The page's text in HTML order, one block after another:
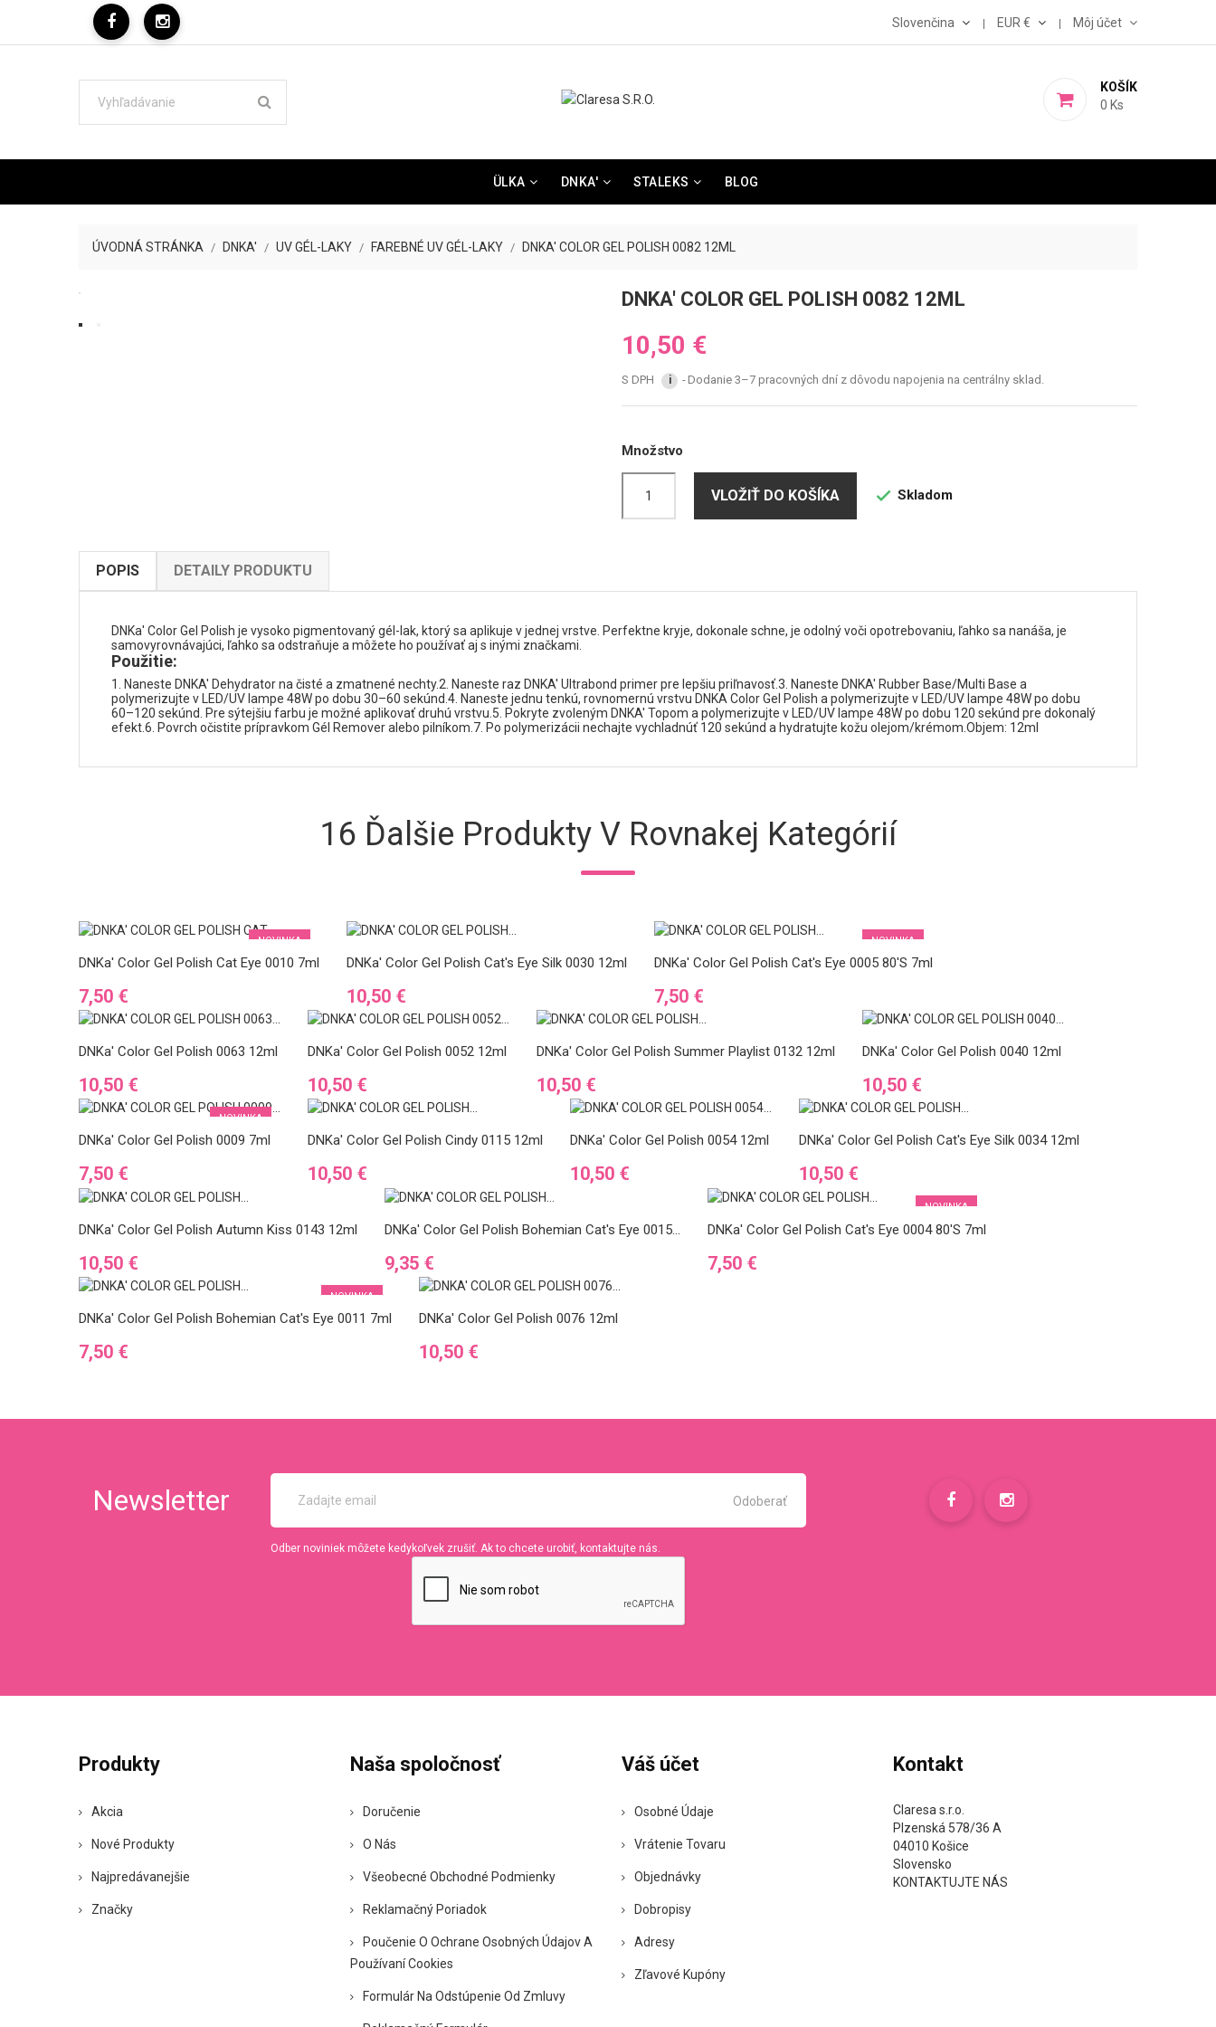
Slovenčina EUR € Môj účet
KOŠÍK
0 Ks
ÜLKA DNKA' STALEKS BLOG
ÚVODNÁ STRÁNKA DNKA' UV GÉL-LAKY FAREBNÉ UV GÉL-LAKY DNKA' COLOR GEL POLISH 0082 12ML
DNKA' COLOR GEL POLISH 0082 12ML
10,50 €
S DPH i Dodanie 3–7 pracovných dní z dôvodu napojenia na centrálny sklad.
Množstvo
VLOŽIŤ DO KOŠÍKA  Skladom
POPIS DETAILY PRODUKTU
DNKa' Color Gel Polish je vysoko pigmentovaný gél-lak, ktorý sa aplikuje v jednej vrstve. Perfektne kryje, dokonale schne, je odolný voči opotrebovaniu, ľahko sa nanáša, je
samovyrovnávajúci, ľahko sa odstraňuje a môžete ho používať aj s inými značkami.
Použitie:
1. Naneste DNKA' Dehydrator na čisté a zmatnené nechty.2. Naneste raz DNKA' Ultrabond primer pre lepšiu priľnavosť.3. Naneste DNKA' Rubber Base/Multi Base a
polymerizujte v LED/UV lampe 48W po dobu 30–60 sekúnd.4. Naneste jednu tenkú, rovnomernú vrstvu DNKA Color Gel Polish a polymerizujte v LED/UV lampe 48W po dobu
60–120 sekúnd. Pre sýtejšiu farbu je možné aplikovať druhú vrstvu.5. Pokryte zvoleným DNKA' Topom a polymerizujte v LED/UV lampe 48W po dobu 120 sekúnd pre dokonalý
efekt.6. Povrch očistite prípravkom Gél Remover alebo pilníkom.7. Po polymerizácii nechajte vychladnúť 120 sekúnd a hydratujte kožu olejom/krémom.Objem: 12ml
16 Ďalšie Produkty V Rovnakej Kategórií
NOVINKA
DNKa' Color Gel Polish Cat Eye 0010 7ml
Cena
7,50 €
DNKa' Color Gel Polish Cat's Eye Silk 0030 12ml
Cena
10,50 €
NOVINKA
DNKa' Color Gel Polish Cat's Eye 0005 80's 7ml
Cena
7,50 €
DNKa' Color Gel Polish 0063 12ml
Cena
10,50 €
DNKa' Color Gel Polish 0052 12ml
Cena
10,50 €
DNKa' Color Gel Polish Summer Playlist 0132 12ml
Cena
10,50 €
DNKa' Color Gel Polish 0040 12ml
Cena
10,50 €
NOVINKA
DNKa' Color Gel Polish 0009 7ml
Cena
7,50 €
DNKa' Color Gel Polish Cindy 0115 12ml
Cena
10,50 €
DNKa' Color Gel Polish 0054 12ml
Cena
10,50 €
DNKa' Color Gel Polish Cat's Eye Silk 0034 12ml
Cena
10,50 €
DNKa' Color Gel Polish Autumn Kiss 0143 12ml
Cena
10,50 €
DNKa' Color Gel Polish Bohemian Cat's Eye 0015...
Cena
9,35 €
NOVINKA
DNKa' Color Gel Polish Cat's Eye 0004 80's 7ml
Cena
7,50 €
NOVINKA
DNKa' Color Gel Polish Bohemian Cat's Eye 0011 7ml
Cena
7,50 €
DNKa' Color Gel Polish 0076 12ml
Cena
10,50 €
Newsletter
Odber noviniek môžete kedykoľvek zrušiť. Ak to chcete urobiť, kontaktujte nás.
Produkty
Akcia
Nové Produkty
Najpredávanejšie
Značky
Naša spoločnosť
Doručenie
O Nás
Všeobecné Obchodné Podmienky
Reklamačný Poriadok
Poučenie O Ochrane Osobných Údajov A
Používaní Cookies
Formulár Na Odstúpenie Od Zmluvy
Váš účet
Osobné Údaje
Vrátenie Tovaru
Objednávky
Dobropisy
Adresy
Zľavové Kupóny
Kontakt
Claresa s.r.o.
Plzenská 578/36 A
04010 Košice
Slovensko
KONTAKTUJTE NÁS